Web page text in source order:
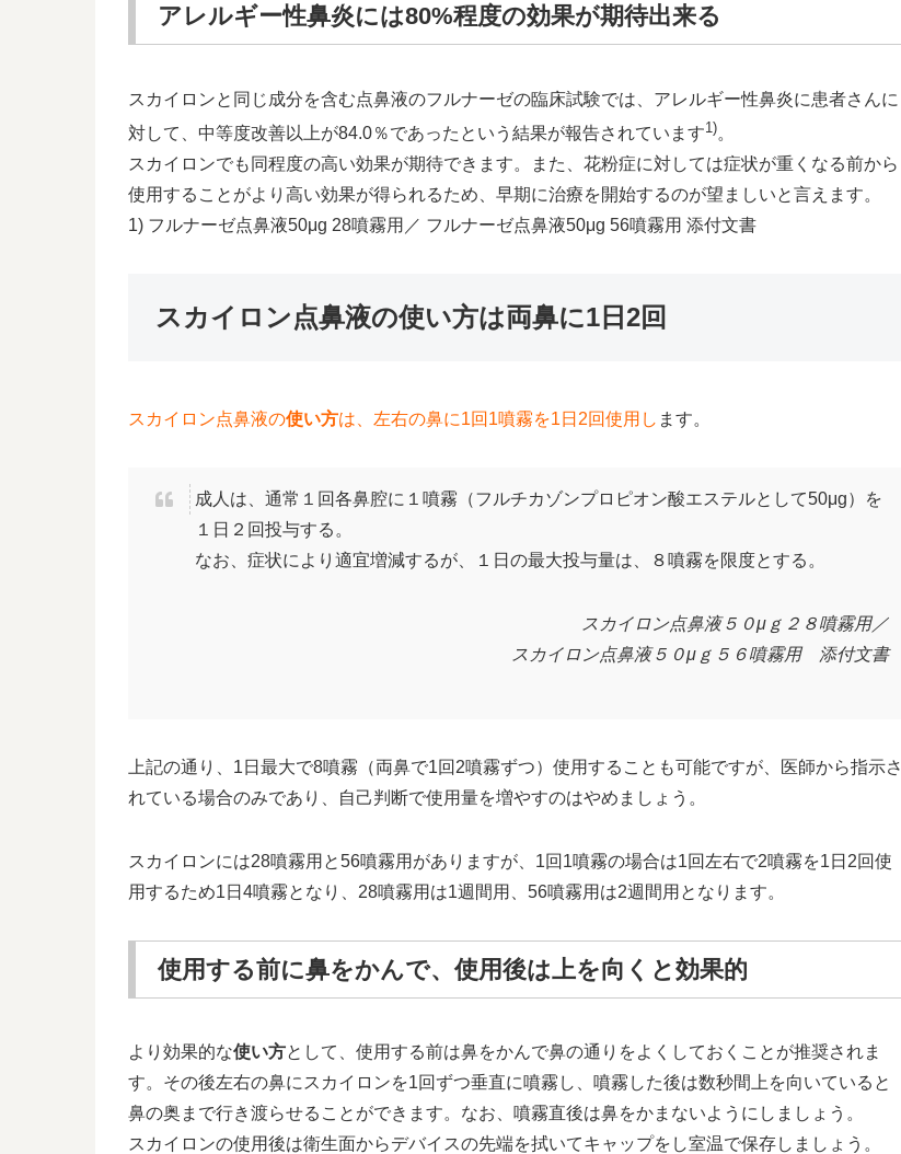
アレルギー性鼻炎には80%程度の効果が期待出来る
スカイロンと同じ成分を含む点鼻液のフルナーゼの臨床試験では、アレルギー性鼻炎に患者さんに
対して、中等度改善以上が84.0％であったという結果が報告されています1)。
スカイロンでも同程度の高い効果が期待できます。また、花粉症に対しては症状が重くなる前から
使用することがより高い効果が得られるため、早期に治療を開始するのが望ましいと言えます。
1) フルナーゼ点鼻液50μg 28噴霧用／ フルナーゼ点鼻液50μg 56噴霧用 添付文書
スカイロン点鼻液の使い方は両鼻に1日2回
スカイロン点鼻液の使い方は、左右の鼻に1回1噴霧を1日2回使用し ます。
成人は、通常１回各鼻腔に１噴霧（フルチカゾンプロピオン酸エステルとして50μg）を
１日２回投与する。
なお、症状により適宜増減するが、１日の最大投与量は、８噴霧を限度とする。
スカイロン点鼻液５０μｇ２８噴霧用／
スカイロン点鼻液５０μｇ５６噴霧用 添付文書
上記の通り、1日最大で8噴霧（両鼻で1回2噴霧ずつ）使用することも可能ですが、医師から指示さ
れている場合のみであり、自己判断で使用量を増やすのはやめましょう。
スカイロンには28噴霧用と56噴霧用がありますが、1回1噴霧の場合は1回左右で2噴霧を1日2回使
用するため1日4噴霧となり、28噴霧用は1週間用、56噴霧用は2週間用となります。
使用する前に鼻をかんで、使用後は上を向くと効果的
より効果的な使い方として、使用する前は鼻をかんで鼻の通りをよくしておくことが推奨されま
す。その後左右の鼻にスカイロンを1回ずつ垂直に噴霧し、噴霧した後は数秒間上を向いていると
鼻の奥まで行き渡らせることができます。なお、噴霧直後は鼻をかまないようにしましょう。
スカイロンの使用後は衛生面からデバイスの先端を拭いてキャップをし室温で保存しましょう。